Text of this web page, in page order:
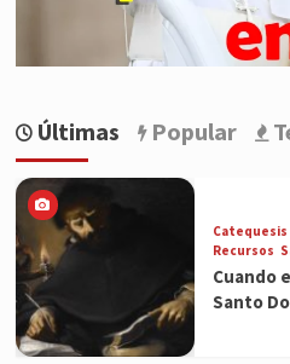
Últimas Popular
Catequesis
Recursos
Cuando
Santo